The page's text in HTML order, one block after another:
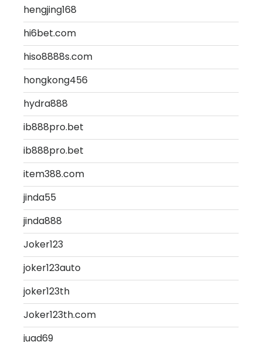
hengjing168
hi6bet.com
hiso8888s.com
hongkong456
hydra888
ib888pro.bet
ib888pro.bet
item388.com
jinda55
jinda888
Joker123
joker123auto
joker123th
Joker123th.com
juad69